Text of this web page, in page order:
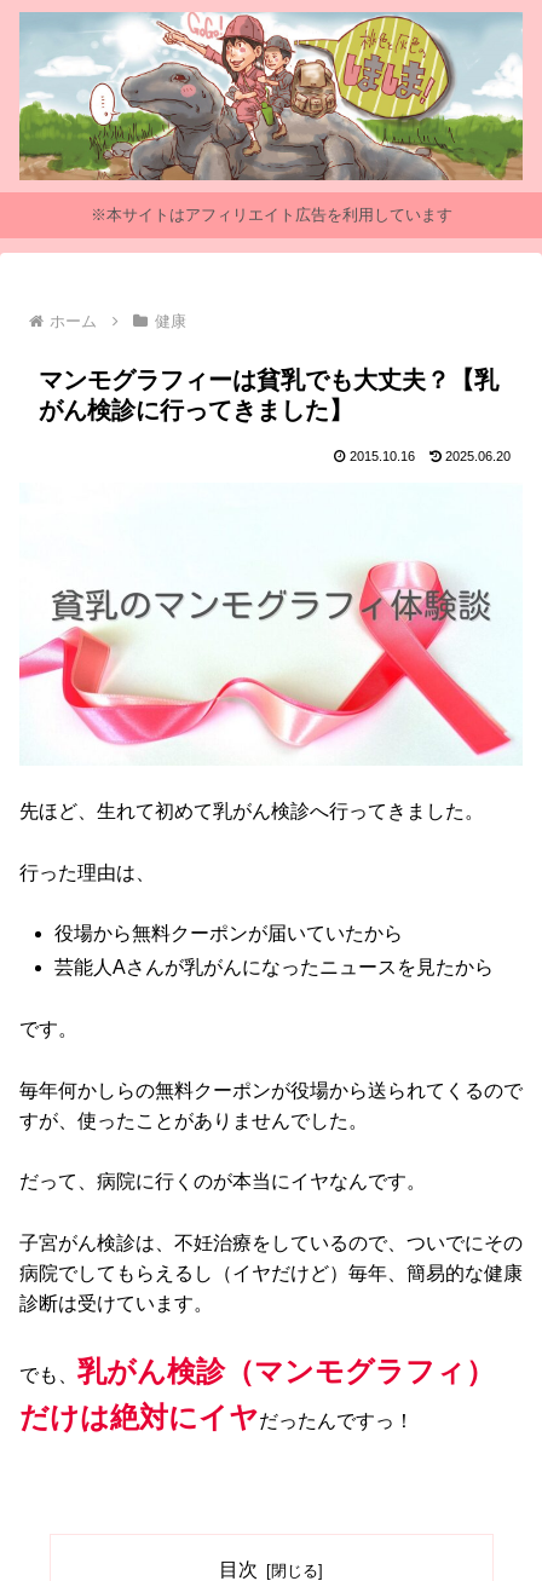
※本サイトはアフィリエイト広告を利用しています
ホーム 健康
マンモグラフィーは貧乳でも大丈夫？【乳
がん検診に行ってきました】
2015.10.16 2025.06.20
先ほど、生れて初めて乳がん検診へ行ってきました。
行った理由は、
役場から無料クーポンが届いていたから
芸能人Aさんが乳がんになったニュースを見たから
です。
毎年何かしらの無料クーポンが役場から送られてくるので
すが、使ったことがありませんでした。
だって、病院に行くのが本当にイヤなんです。
子宮がん検診は、不妊治療をしているので、ついでにその
病院でしてもらえるし（イヤだけど）毎年、簡易的な健康
診断は受けています。
でも、 乳がん検診（マンモグラフィ）
だけは絶対にイヤだったんですっ！
目次